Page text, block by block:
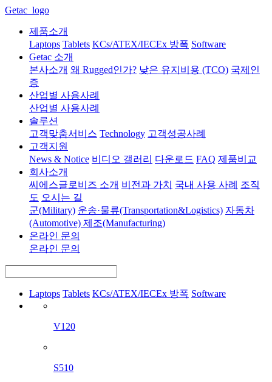
Getac_logo
제품소개
Laptops Tablets KCs/ATEX/IECEx 방폭 Software
Getac 소개
본사소개 왜 Rugged인가? 낮은 유지비용 (TCO) 국제인
증
산업별 사용사례
산업별 사용사례
솔루션
고객맞춤서비스 Technology 고객성공사례
고객지원
News & Notice 비디오 갤러리 다운로드 FAQ 제품비교
회사소개
씨에스글로비즈 소개 비전과 가치 국내 사용 사례 조직
도 오시는 길
군(Military) 운송·물류(Transportation&Logistics) 자동차
(Automotive) 제조(Manufacturing)
온라인 문의
온라인 문의
Laptops Tablets KCs/ATEX/IECEx 방폭 Software
V120
S510